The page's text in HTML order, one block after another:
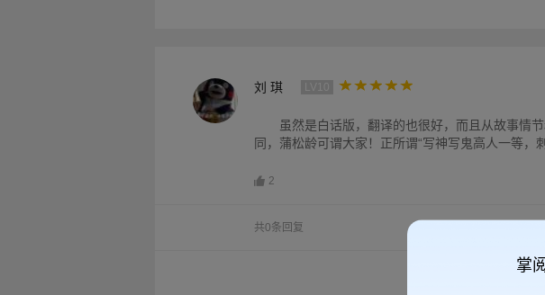
刘 琪
虽然是白话版，翻译的也很好，而且从故事情
同，蒲松龄可谓大家！正所谓“写神写鬼高人一等，
2
共0条回复
掌